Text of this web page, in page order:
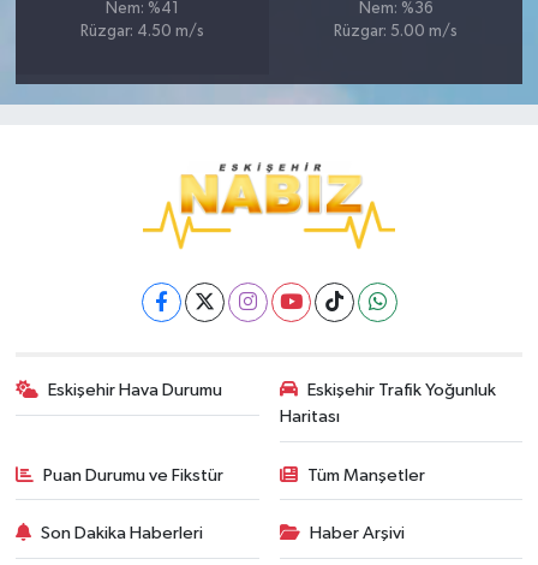
Nem: %41
Rüzgar: 4.50 m/s
Nem: %36
Rüzgar: 5.00 m/s
Eskişehir Hava Durumu
Eskişehir Trafik Yoğunluk
Haritası
Puan Durumu ve Fikstür Tüm Manşetler
Son Dakika Haberleri Haber Arşivi